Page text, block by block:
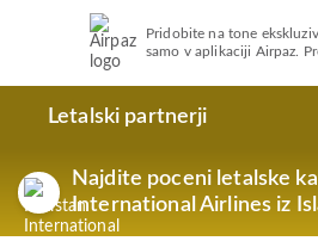
Pridobite na tone
samo v aplikaciji Airpaz.
Letalski partnerji
Najdite poceni letalske
International Airlines iz